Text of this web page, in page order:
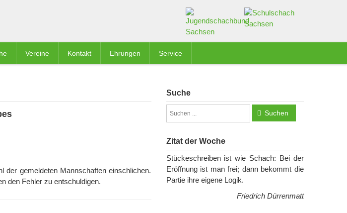
Vereine Kontakt Ehrungen Service
gemeldeten Mannschaften einschlichen.
den Fehler zu entschuldigen.
Suche
Suchen
Zitat der Woche
Stückeschreiben ist wie Schach: Bei der
Eröffnung ist man frei; dann bekommt die
Partie ihre eigene Logik.
Friedrich Dürrenmatt